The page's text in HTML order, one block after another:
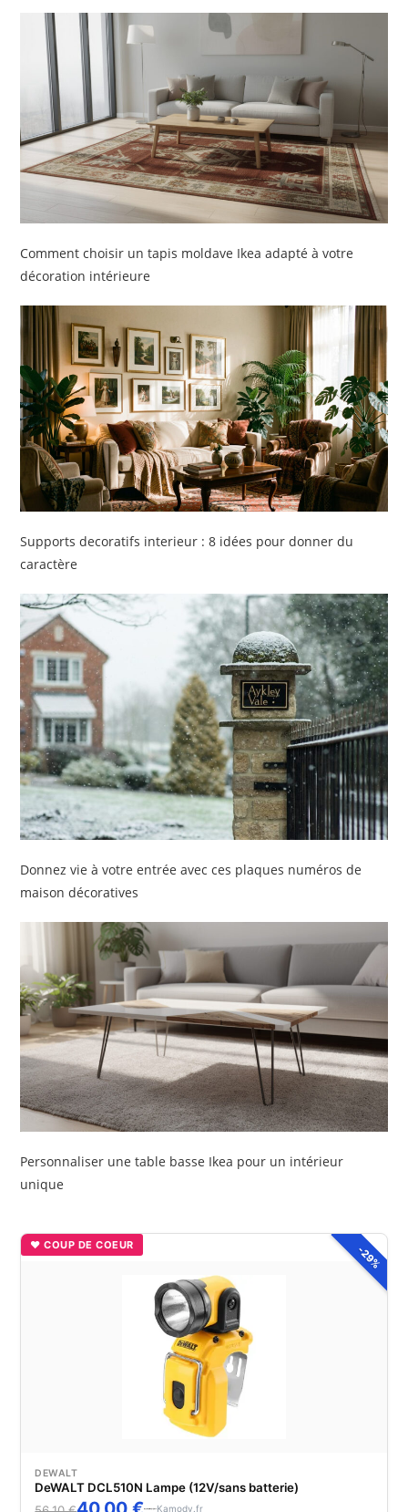
Comment choisir un tapis moldave Ikea adapté à votre
décoration intérieure
Supports decoratifs interieur : 8 idées pour donner du
caractère
Donnez vie à votre entrée avec ces plaques numéros de
maison décoratives
Personnaliser une table basse Ikea pour un intérieur
unique
-29%
♥ COUP DE COEUR
DEWALT
DeWALT DCL510N Lampe (12V/sans batterie)
Kamody.fr